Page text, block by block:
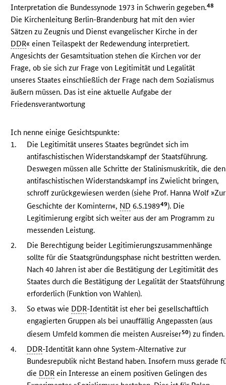
Interpretation die Bundessynode 1973 in Schwerin gegeben.48
Die Kirchenleitung Berlin-Brandenburg hat mit den »vier
Sätzen zu Zeugnis und Dienst evangelischer Kirche in der
DDR« einen Teilaspekt der Redewendung interpretiert.
Angesichts der Gesamtsituation stehen die Kirchen vor der
Frage, ob sie sich zur Frage von Legitimität und Legalität
unseres Staates einschließlich der Frage nach dem Sozialismus
äußern müssen. Das ist eine aktuelle Aufgabe der
Friedensverantwortung
Ich nenne einige Gesichtspunkte:
1.
Die Legitimität unseres Staates begründet sich im
antifaschistischen Widerstandskampf der Staatsführung.
Deswegen müssen alle Schritte der Stalinismuskritik, die den
antifaschistischen Widerstandskampf ins Zwielicht bringen,
schroff zurückgewiesen werden (siehe Prof. Hanna Wolf »Zur
Geschichte der Komintern«, ND 6.5.198949). Die
Legitimierung ergibt sich weiter aus der am Programm zu
messenden Leistung.
2.
Die Berechtigung beider Legitimierungszusammenhänge
sollte für die Staatsgründungsphase nicht bestritten werden.
Nach 40 Jahren ist aber die Bestätigung der Legitimität des
Staates durch die Bestätigung der Legalität der Staatsführung
erforderlich (Funktion von Wahlen).
3.
So etwas wie DDR-Identität ist eher bei gesellschaftlich
engagierten Gruppen als bei unauffällig Angepassten (aus
diesem Umfeld kommen die meisten Ausreiser50) zu finden.
4.
DDR-Identität kann ohne System-Alternative zur
Bundesrepublik nicht Bestand haben. Insofern muss gerade
die DDR ein Interesse an einem positiven Gelingen des